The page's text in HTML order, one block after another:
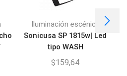
Iluminación escénica
Sonicusa SP 1815w| Led
tipo WASH
$159,64